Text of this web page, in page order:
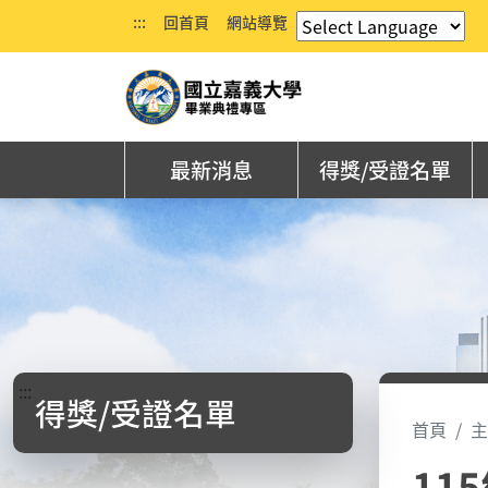
::: 回首頁 網站導覽
最新消息 得獎/受證名單
::: 得獎/受證名單 首頁